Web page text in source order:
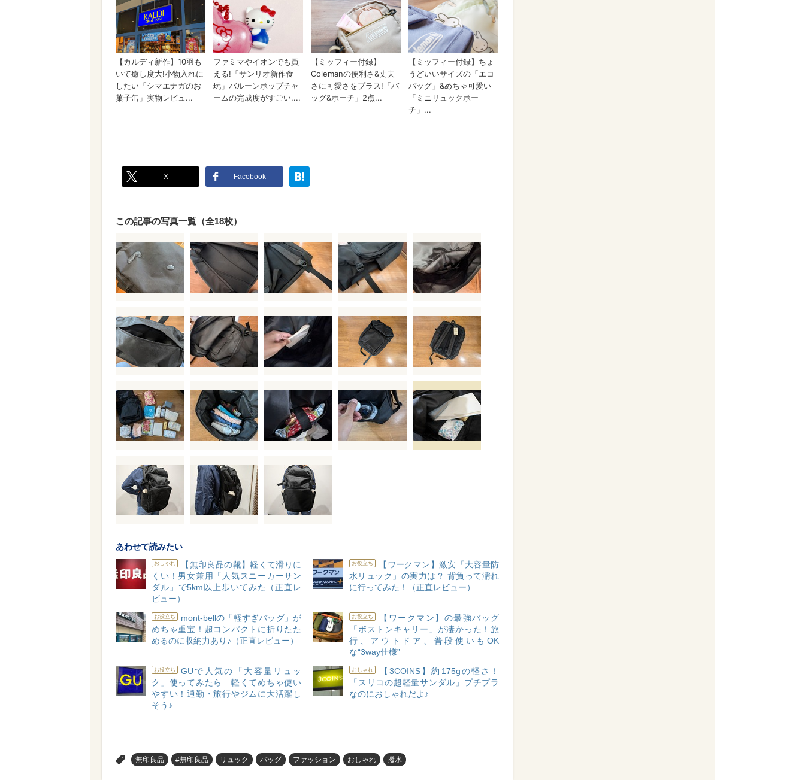
X Facebook
この記事の写真一覧（全18枚）
あわせて読みたい
おしゃれ
【無印良品の靴】軽くて滑りに
くい！男女兼用「人気スニーカーサン
ダル」で5km以上歩いてみた（正直レ
ビュー）
お役立ち
【ワークマン】激安「大容量防
水リュック」の実力は？ 背負って濡れ
に行ってみた！（正直レビュー）
お役立ち
mont-bellの「軽すぎバッグ」が
めちゃ重宝！超コンパクトに折りたた
めるのに収納力あり♪（正直レビュー）
お役立ち
【ワークマン】の最強バッグ
「ボストンキャリー」が凄かった！旅
行、アウトドア、普段使いもOK
な“3way仕様”
お役立ち
GUで人気の「大容量リュッ
ク」使ってみたら…軽くてめちゃ使い
やすい！通勤・旅行やジムに大活躍し
そう♪
おしゃれ
【3COINS】約175gの軽さ！
「スリコの超軽量サンダル」プチプラ
なのにおしゃれだよ♪
無印良品 #無印良品 リュック バッグ ファッション おしゃれ 撥水